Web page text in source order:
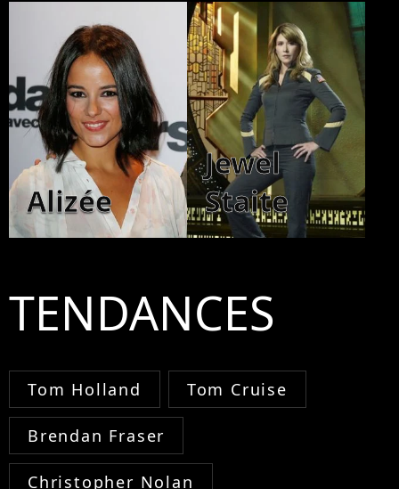
Alizée
Jewel
Staite
TENDANCES
Tom Holland Tom Cruise
Brendan Fraser
Christopher Nolan